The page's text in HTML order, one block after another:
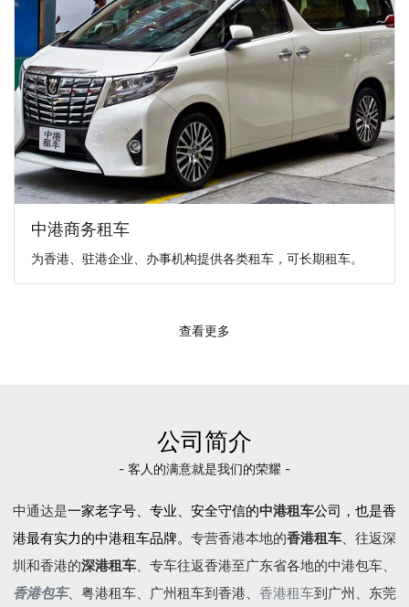
中港商务租车
为香港、驻港企业、办事机构提供各类租车，可长期租车。
查看更多
公司简介
- 客人的满意就是我们的荣耀 -
中通达是一家老字号、专业、安全守信的中港租车公司，也是香
港最有实力的中港租车品牌。 专营香港本地的香港租车、往返深
圳和香港的深港租车、专车往返香港至广东省各地的中港包车、
香港包车、 粤港租车、广州租车到香港、 香港租车到广州、东莞